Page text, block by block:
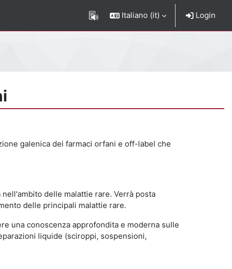
Italiano ‎(it)‎ Login
galenica dei farmaci orfani e off-label che
delle malattie rare. Verrà posta
delle principali malattie rare.
una conoscenza approfondita e moderna sulle
liquide (sciroppi, sospensioni,